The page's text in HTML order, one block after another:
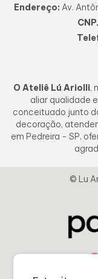
Endereço: Av.
O Ateliê Lú Ariolli,
aliar qualidade
conceituado junto
decoração,
em Pedreira - SP,
© Lu